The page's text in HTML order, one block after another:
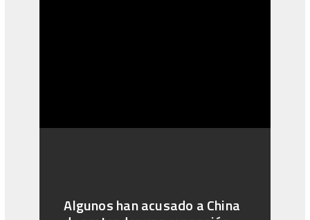
Algunos han acusado a China